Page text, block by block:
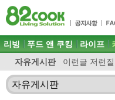
목차
주메뉴 바로가기
컨텐츠 바로가기
검색 바로가기
로그인 바로가기
주메뉴
리빙 푸드 앤 쿠킹 라이프
자유게시판 이런글 저런
자유게시판